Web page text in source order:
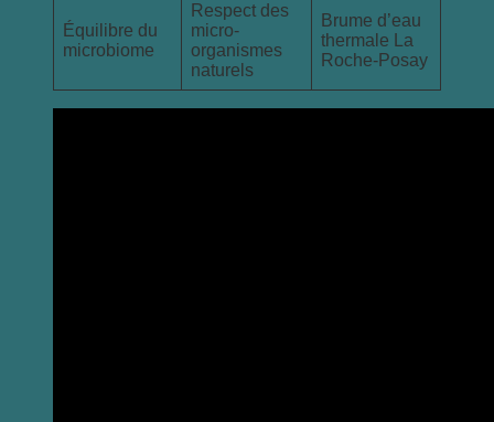
Équilibre du
microbiome
Respect des
micro-
organismes
naturels
Brume d’eau
thermale La
Roche-Posay